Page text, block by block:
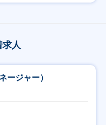
求人
ージャー）